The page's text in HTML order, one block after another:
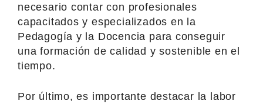
necesario contar con profesionales
capacitados y especializados en la
Pedagogía y la Docencia para conseguir
una formación de calidad y sostenible en el
tiempo.
Por último, es importante destacar la labor